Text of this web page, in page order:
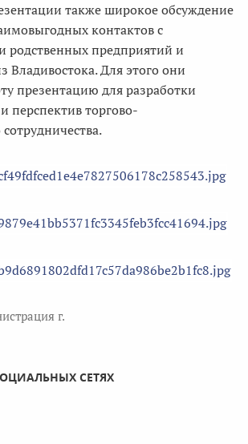
также широкое обсуждение
контактов с
родственных предприятий и
Владивостока. Для этого они
презентацию для разработки
перспектив торгово-
г.
СЕТЯХ